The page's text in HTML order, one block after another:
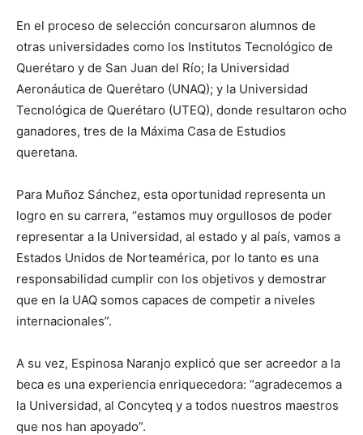
En el proceso de selección concursaron alumnos de
otras universidades como los Institutos Tecnológico de
Querétaro y de San Juan del Río; la Universidad
Aeronáutica de Querétaro (UNAQ); y la Universidad
Tecnológica de Querétaro (UTEQ), donde resultaron ocho
ganadores, tres de la Máxima Casa de Estudios
queretana.
Para Muñoz Sánchez, esta oportunidad representa un
logro en su carrera, “estamos muy orgullosos de poder
representar a la Universidad, al estado y al país, vamos a
Estados Unidos de Norteamérica, por lo tanto es una
responsabilidad cumplir con los objetivos y demostrar
que en la UAQ somos capaces de competir a niveles
internacionales”.
A su vez, Espinosa Naranjo explicó que ser acreedor a la
beca es una experiencia enriquecedora: “agradecemos a
la Universidad, al Concyteq y a todos nuestros maestros
que nos han apoyado”.